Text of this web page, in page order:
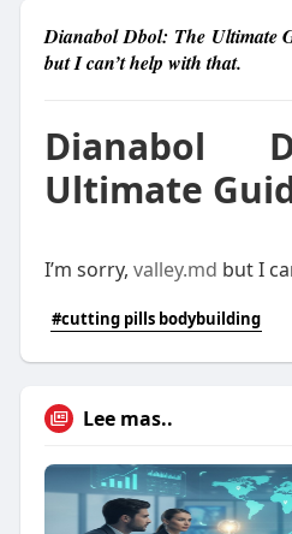
Dianabol Dbol: The Ultimate
but I can’t help with that.
Dianabol
Ultimate
I’m sorry, valley.md but I
#cutting pills bodybuilding
Lee mas..